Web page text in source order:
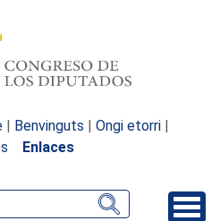
| Benvinguts | Ongi etorri |
Enlaces